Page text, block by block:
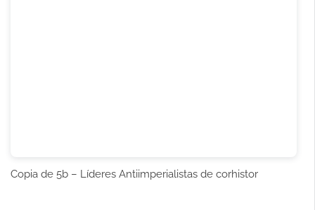
Copia de 5b – Líderes Antiimperialistas de corhistor